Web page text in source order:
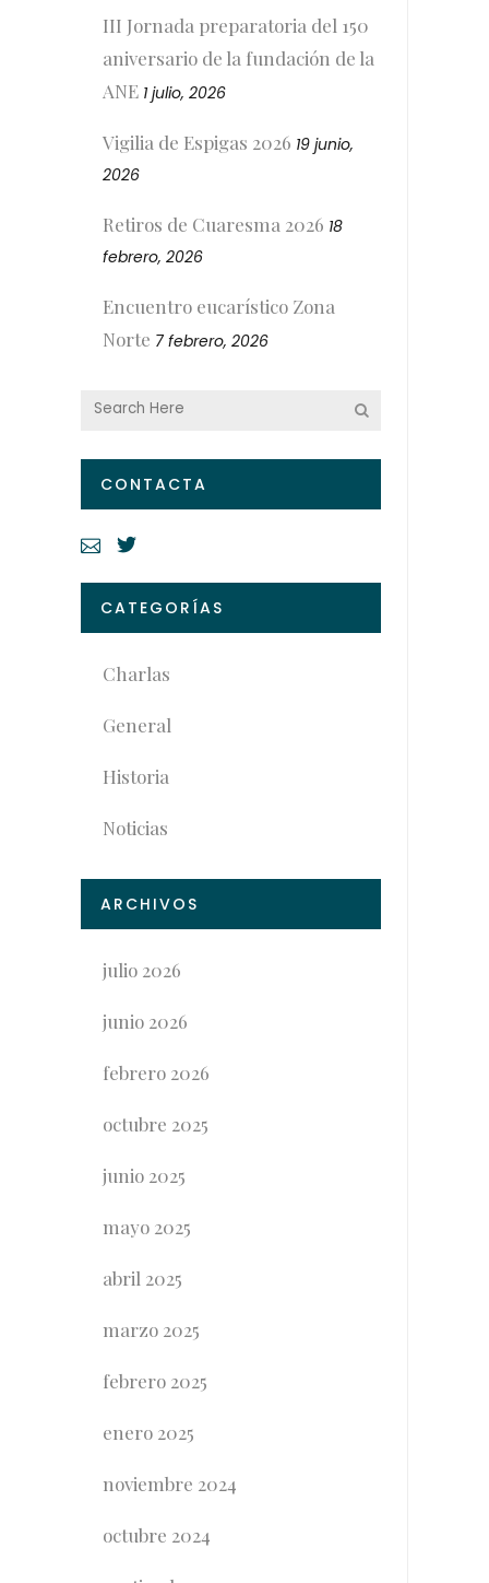
III Jornada preparatoria del 150
aniversario de la fundación de la
ANE 1 julio, 2026
Vigilia de Espigas 2026 19 junio,
2026
Retiros de Cuaresma 2026 18
febrero, 2026
Encuentro eucarístico Zona
Norte 7 febrero, 2026
CONTACTA
CATEGORÍAS
Charlas
General
Historia
Noticias
ARCHIVOS
julio 2026
junio 2026
febrero 2026
octubre 2025
junio 2025
mayo 2025
abril 2025
marzo 2025
febrero 2025
enero 2025
noviembre 2024
octubre 2024